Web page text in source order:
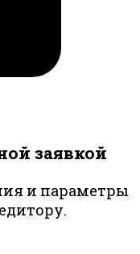
заявкой
и параметры